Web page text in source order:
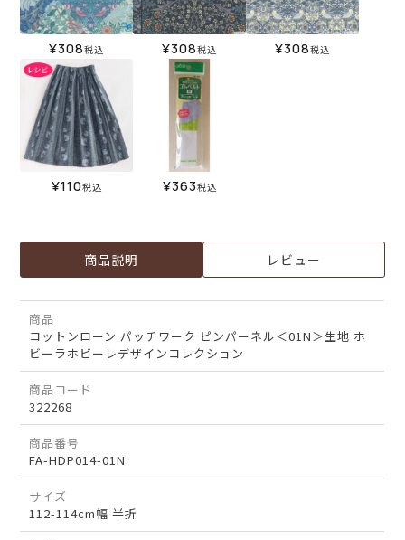
¥308税込 ¥308税込 ¥308税込
¥110税込 ¥363税込
商品説明 レビュー
商品
コットンローン パッチワーク ピンパーネル＜01N＞生地 ホ
ビーラホビーレデザインコレクション
商品コード
322268
商品番号
FA-HDP014-01N
サイズ
112-114cm幅 半折